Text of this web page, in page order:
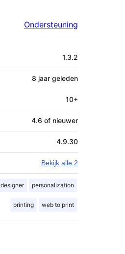
Ondersteuning
1.3.2
8 jaar geleden
10+
4.6 of nieuwer
4.9.30
Bekijk alle 2
designer personalization
printing web to print